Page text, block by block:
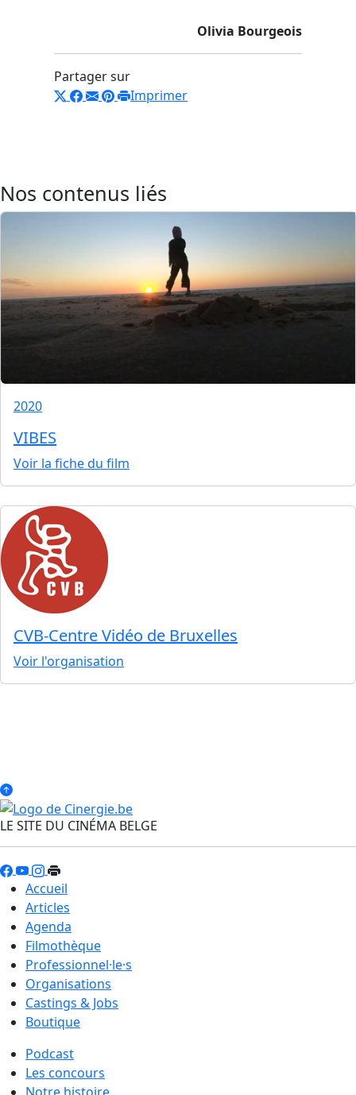
Olivia Bourgeois
Partager sur
Imprimer
Nos contenus liés
2020
VIBES
Voir la fiche du film
CVB-Centre Vidéo de Bruxelles
Voir l'organisation
LE SITE DU CINÉMA BELGE
Accueil
Articles
Agenda
Filmothèque
Professionnel·le·s
Organisations
Castings & Jobs
Boutique
Podcast
Les concours